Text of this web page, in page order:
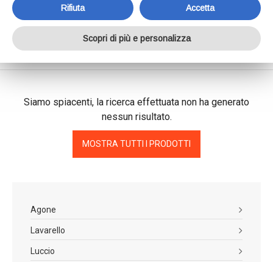
Shop Online
Home
Siamo spiacenti, la ricerca effettuata non ha generato
nessun risultato.
MOSTRA TUTTI I PRODOTTI
Agone
Lavarello
Luccio
Rifiuta Accetta
Scopri di più e personalizza